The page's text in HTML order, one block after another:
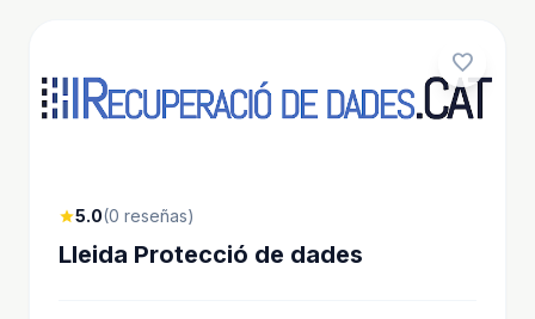
favorite
star5.0(0 reseñas)
Lleida Protecció de dades